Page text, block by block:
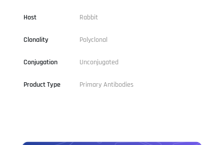
Host Rabbit
Clonality Polyclonal
Conjugation Unconjugated
Product Type Primary Antibodies